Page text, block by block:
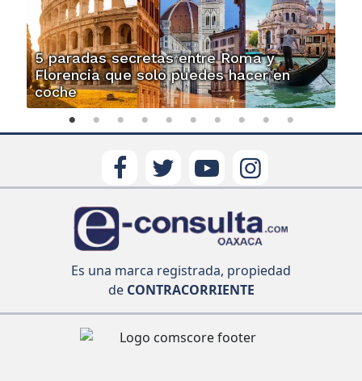
5 paradas secretas entre Roma y
Florencia que solo puedes hacer en
coche
Es una marca registrada, propiedad
deCONTRACORRIENTE